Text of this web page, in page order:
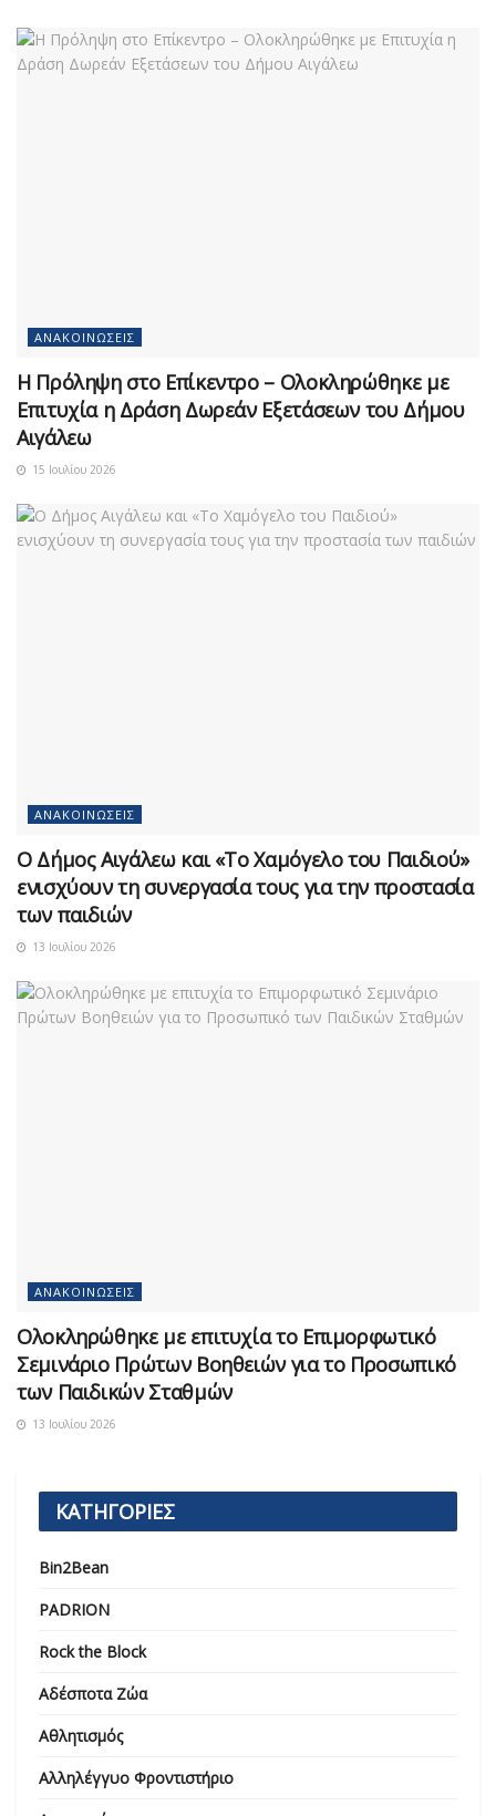
ΑΝΑΚΟΙΝΏΣΕΙΣ
Η Πρόληψη στο Επίκεντρο – Ολοκληρώθηκε με
Επιτυχία η Δράση Δωρεάν Εξετάσεων του Δήμου
Αιγάλεω
15 Ιουλίου 2026
ΑΝΑΚΟΙΝΏΣΕΙΣ
Ο Δήμος Αιγάλεω και «Το Χαμόγελο του Παιδιού»
ενισχύουν τη συνεργασία τους για την προστασία
των παιδιών
13 Ιουλίου 2026
ΑΝΑΚΟΙΝΏΣΕΙΣ
Ολοκληρώθηκε με επιτυχία το Επιμορφωτικό
Σεμινάριο Πρώτων Βοηθειών για το Προσωπικό
των Παιδικών Σταθμών
13 Ιουλίου 2026
ΚΑΤΗΓΟΡΙΕΣ
Bin2Bean
PADRION
Rock the Block
Αδέσποτα Ζώα
Αθλητισμός
Αλληλέγγυο Φροντιστήριο